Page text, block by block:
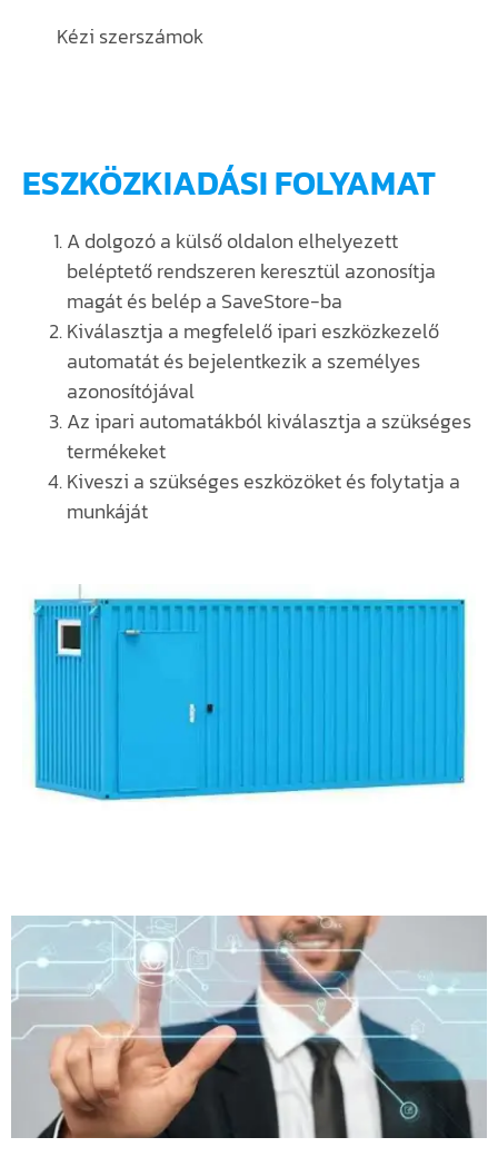
Kézi szerszámok
ESZKÖZKIADÁSI FOLYAMAT
A dolgozó a külső oldalon elhelyezett
beléptető rendszeren keresztül azonosítja
magát és belép a SaveStore-ba
Kiválasztja a megfelelő ipari eszközkezelő
automatát és bejelentkezik a személyes
azonosítójával
Az ipari automatákból kiválasztja a szükséges
termékeket
Kiveszi a szükséges eszközöket és folytatja a
munkáját